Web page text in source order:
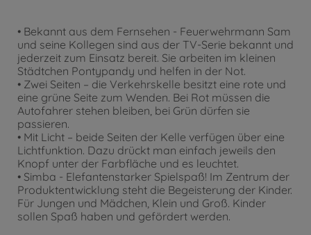
• Bekannt aus dem Fernsehen - Feuerwehrmann Sam
und seine Kollegen sind aus der TV-Serie bekannt und
jederzeit zum Einsatz bereit. Sie arbeiten im kleinen
Städtchen Pontypandy und helfen in der Not.
• Zwei Seiten – die Verkehrskelle besitzt eine rote und
eine grüne Seite zum Wenden. Bei Rot müssen die
Autofahrer stehen bleiben, bei Grün dürfen sie
passieren.
• Mit Licht – beide Seiten der Kelle verfügen über eine
Lichtfunktion. Dazu drückt man einfach jeweils den
Knopf unter der Farbfläche und es leuchtet.
• Simba - Elefantenstarker Spielspaß! Im Zentrum der
Produktentwicklung steht die Begeisterung der Kinder.
Für Jungen und Mädchen, Klein und Groß. Kinder
sollen Spaß haben und gefördert werden.